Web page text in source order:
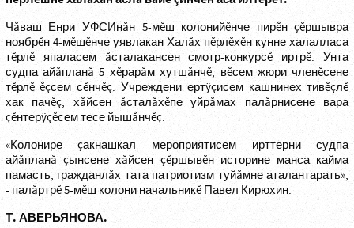
Чăваш Енри УФСИнăн 5-мĕш колонийĕнче пирĕн çĕршывра
ноябрĕн 4-мĕшĕнче уявлакан Халăх пĕрлĕхĕн кунне халалласа
тĕрлĕ япаласем ăсталакансен смотр-конкурсĕ иртрĕ. Унта
судпа айăпланă 5 хĕрарăм хутшăнчĕ, вĕсем жюри членĕсене
тĕрлĕ ĕçсем сĕнчĕç. Учреждени ертÿçисем кашнинех тивĕçлĕ
хак пачĕç, хăйсен ăсталăхĕпе уйрăмах палăрнисене вара
çĕнтерÿçĕсем тесе йышăнчĕç.
«Колонире çакнашкал мероприятисем ирттерни судпа
айăпланă çынсене хăйсен çĕршывĕн историне манса кайма
памасть, гражданлăх тата патриотизм туйăмне аталантарать»,
- палăртрĕ 5-мĕш колони начальникĕ Павел Кирюхин.
Т. АВЕРЬЯНОВА.